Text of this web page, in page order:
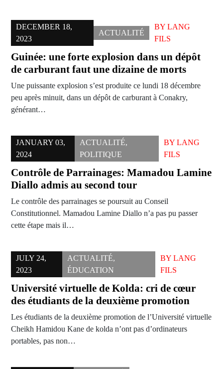
DECEMBER 18,
2023
ACTUALITÉ
BY LANG
FILS
Guinée: une forte explosion dans un dépôt
de carburant faut une dizaine de morts
Une puissante explosion s’est produite ce lundi 18 décembre
peu après minuit, dans un dépôt de carburant à Conakry,
générant…
JANUARY 03,
2024
ACTUALITÉ,
POLITIQUE
BY LANG
FILS
Contrôle de Parrainages: Mamadou Lamine
Diallo admis au second tour
Le contrôle des parrainages se poursuit au Conseil
Constitutionnel. Mamadou Lamine Diallo n’a pas pu passer
cette étape mais il…
JULY 24,
2023
ACTUALITÉ,
ÉDUCATION
BYLANG
FILS
Université virtuelle de Kolda: cri de cœur
des étudiants de la deuxième promotion
Les étudiants de la deuxième promotion de l’Université virtuelle
Cheikh Hamidou Kane de kolda n’ont pas d’ordinateurs
portables, pas non…